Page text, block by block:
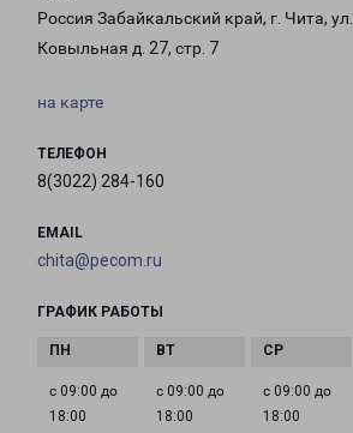
Россия Забайкальский край, г. Чита, ул.
Ковыльная д. 27, стр. 7
на карте
ТЕЛЕФОН
8(3022) 284-160
EMAIL
chita@pecom.ru
ГРАФИК РАБОТЫ
с 09:00 до
18:00
с 09:00 до
18:00
с 09:00 до
18:00